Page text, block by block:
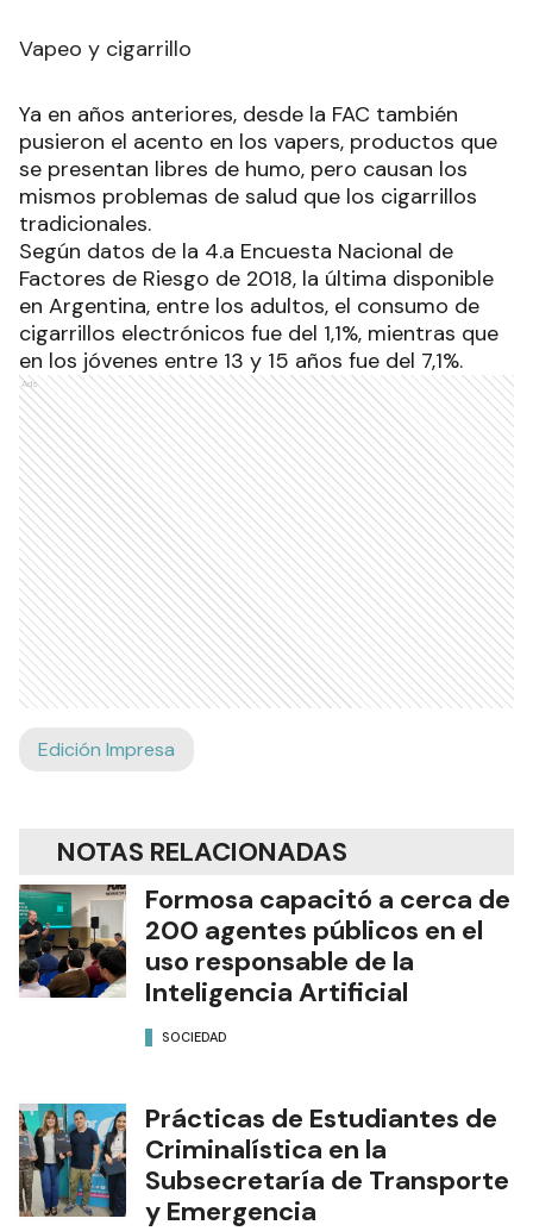
Vapeo y cigarrillo
Ya en años anteriores, desde la FAC también
pusieron el acento en los vapers, productos que
se presentan libres de humo, pero causan los
mismos problemas de salud que los cigarrillos
tradicionales.
Según datos de la 4.a Encuesta Nacional de
Factores de Riesgo de 2018, la última disponible
en Argentina, entre los adultos, el consumo de
cigarrillos electrónicos fue del 1,1%, mientras que
en los jóvenes entre 13 y 15 años fue del 7,1%.
Ads
Edición Impresa
NOTAS RELACIONADAS
Formosa capacitó a cerca de
200 agentes públicos en el
uso responsable de la
Inteligencia Artificial
SOCIEDAD
Prácticas de Estudiantes de
Criminalística en la
Subsecretaría de Transporte
y Emergencia